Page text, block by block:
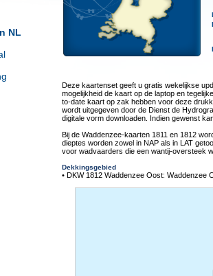
NL
Deze kaartenset geeft u gratis wekelijkse
mogelijkheid de kaart op de laptop en
to-date kaart op zak hebben voor deze
wordt uitgegeven door de Dienst de
digitale vorm downloaden. Indien gewenst
Bij de Waddenzee-kaarten 1811 en 1812
dieptes worden zowel in NAP als in LAT
voor wadvaarders die een wantij-oversteek
Dekkingsgebied
• DKW 1812 Waddenzee Oost: Waddenzee